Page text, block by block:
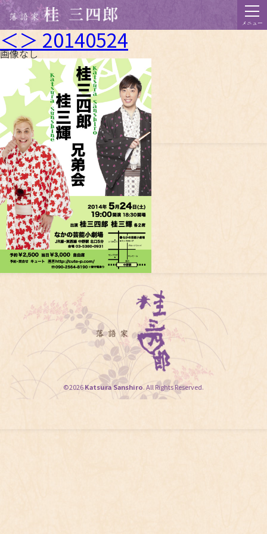
メニュー
＜＞ 20140524
画像なし
©2026Katsura Sanshiro. All Rights Reserved.